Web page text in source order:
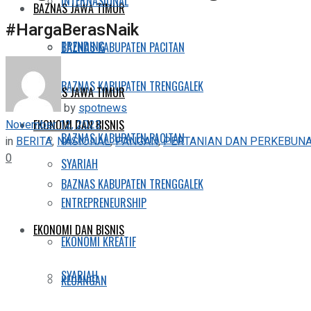
BAZNAS JAWA TIMUR
BAZNAS KABUPATEN PACITAN
BAZNAS KABUPATEN TRENGGALEK
EKONOMI DAN BISNIS
SYARIAH
ENTREPRENEURSHIP
EKONOMI KREATIF
KEUANGAN
TRENDING
BAZNAS JAWA TIMUR
BAZNAS KABUPATEN PACITAN
BAZNAS KABUPATEN TRENGGALEK
EKONOMI DAN BISNIS
SYARIAH
#HargaBerasNaik
by spotnews
November 12, 2023
in BERITA, NASIONAL,PANGAN,PERTANIAN DAN
0